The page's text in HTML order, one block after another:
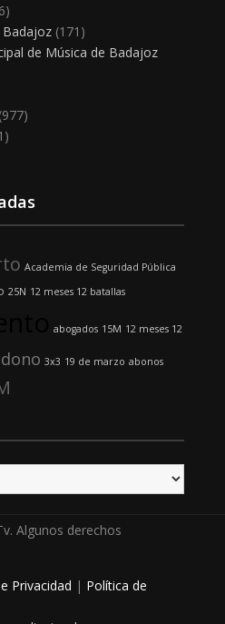
Badajoz(171)
de Música de Badajoz
(977)
Academia de Seguridad Pública
25N 12 meses 12 batallas
abogados 15M 12 meses 12
3x3 19 de marzo abonos
Algunos derechos
Privacidad | Política de